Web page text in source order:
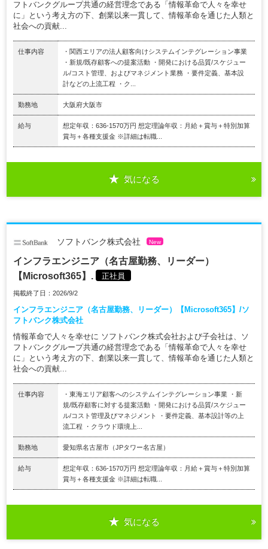
フトバンクグループ共通の経営理念である「情報革命で人々を幸せ
に」という考え方の下、創業以来一貫して、情報革命を通じた人類と
社会への貢献...
仕事内容
・関西エリアの法人顧客向けシステムインテグレーション事業
・新規/既存顧客への提案活動 ・開発における品質/スケジュー
ル/コスト管理、およびマネジメント業務 ・要件定義、基本設
計などの上流工程 ・ク...
勤務地 大阪府大阪市
給与
想定年収：636-1570万円 想定理論年収：月給＋賞与＋特別加算
賞与＋各種支援金 ※詳細は転職...
気になる
ソフトバンク株式会社 New
インフラエンジニア（名古屋勤務、リーダー）
【Microsoft365】.
正社員
掲載終了日：2026/9/2
インフラエンジニア（名古屋勤務、リーダー）【Microsoft365】/ソ
フトバンク株式会社
情報革命で人々を幸せに ソフトバンク株式会社および子会社は、ソ
フトバンクグループ共通の経営理念である「情報革命で人々を幸せ
に」という考え方の下、創業以来一貫して、情報革命を通じた人類と
社会への貢献...
仕事内容
・東海エリア顧客へのシステムインテグレーション事業 ・新
規/既存顧客に対する提案活動 ・開発における品質/スケジュー
ル/コスト管理及びマネジメント ・要件定義、基本設計等の上
流工程 ・クラウド環境上...
勤務地 愛知県名古屋市（JPタワー名古屋）
給与
想定年収：636-1570万円 想定理論年収：月給＋賞与＋特別加算
賞与＋各種支援金 ※詳細は転職...
気になる